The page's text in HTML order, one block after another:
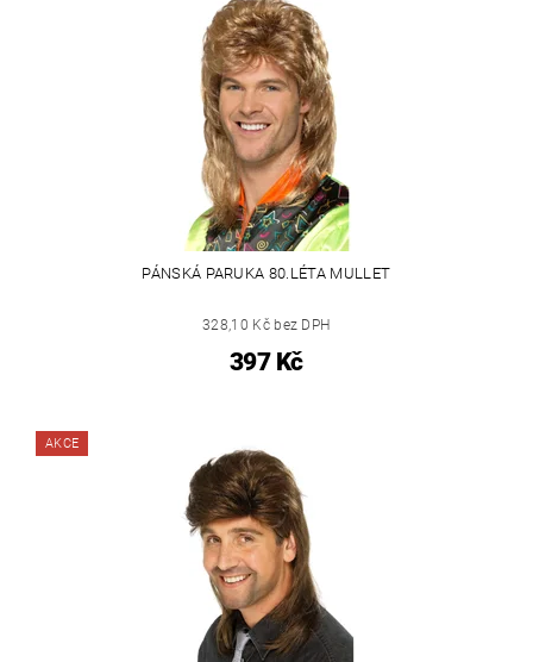
PÁNSKÁ PARUKA 80.LÉTA MULLET
328,10 Kč bez DPH
397 Kč
AKCE